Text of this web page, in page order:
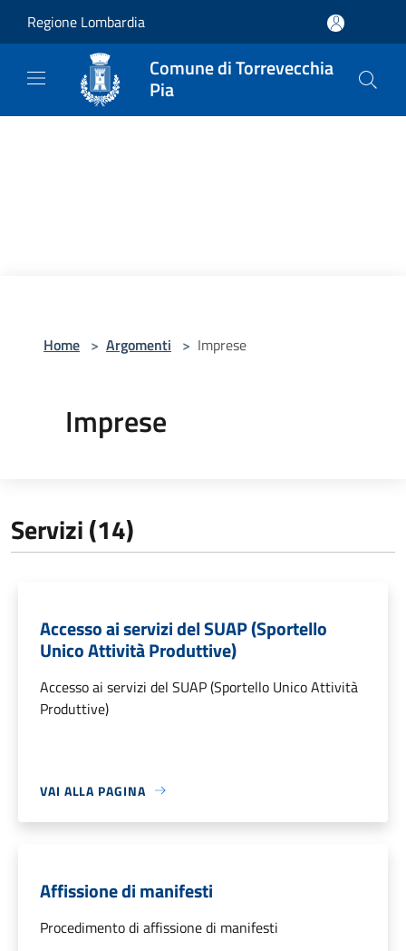
Regione Lombardia
Comune di Torrevecchia
Pia
Home > Argomenti > Imprese
Imprese
Servizi (14)
Accesso ai servizi del SUAP (Sportello
Unico Attività Produttive)
Accesso ai servizi del SUAP (Sportello Unico Attività
Produttive)
VAI ALLA PAGINA
Affissione di manifesti
Procedimento di affissione di manifesti